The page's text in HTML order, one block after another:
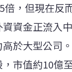
倍，但現在反
資金正流入
於大型公司
市值約10億